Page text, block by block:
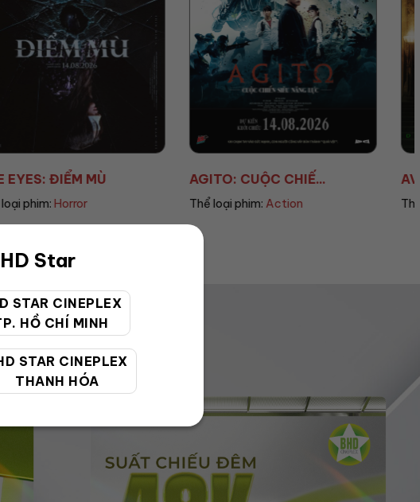
Star
STAR CINEPLEX
HỒ CHÍ MINH
STAR CINEPLEX
THANH HÓA
AGITO: CUỘC CHIẾ...
Thể loại phim:Action
AVENGERS: DOOMSD...
Thể loại phim:Sci-fi